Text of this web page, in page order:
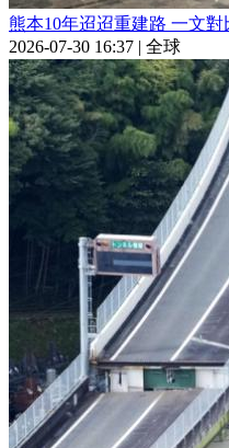
熊本10年迢迢重建路 一文
2026-07-30 16:37 | 全球